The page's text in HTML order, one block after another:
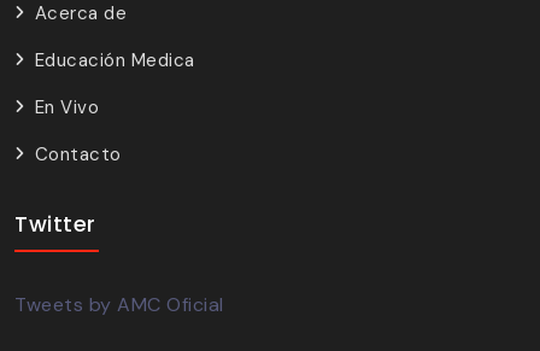
Acerca de
Educación Medica
En Vivo
Contacto
Twitter
Tweets by AMC Oficial